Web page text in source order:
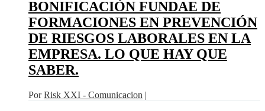
BONIFICACIÓN FUNDAE DE
FORMACIONES EN PREVENCIÓN
DE RIESGOS LABORALES EN LA
EMPRESA. LO QUE HAY QUE
SABER.
PorRisk XXI - Comunicacion |